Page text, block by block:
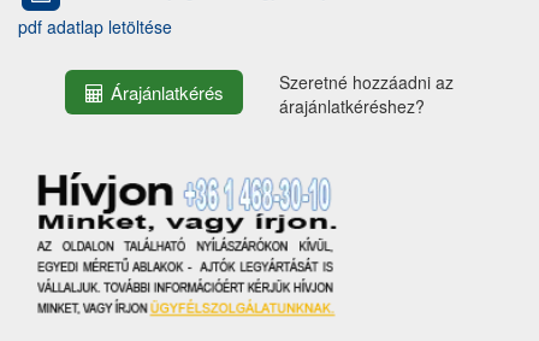
pdf adatlap letöltése
Árajánlatkérés
Szeretné hozzáadni az
árajánlatkéréshez?